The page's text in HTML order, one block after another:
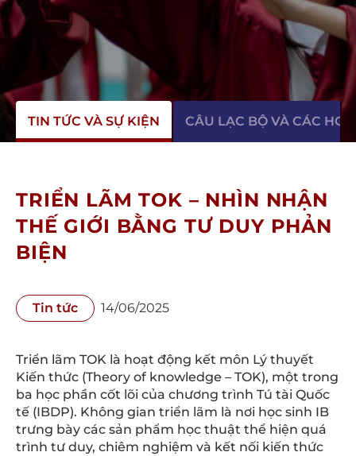
TIN TỨC VÀ SỰ KIỆN CÂU LẠC BỘ VÀ CÁC
TRIỂN LÃM TOK – NHÌN NHẬN
THẾ GIỚI BẰNG TƯ DUY PHẢN
BIỆN
Tin tức 14/06/2025
Triển lãm TOK là hoạt động kết môn Lý thuyết
Kiến thức (Theory of knowledge – TOK), một trong
ba học phần cốt lõi của chương trình Tú tài Quốc
tế (IBDP). Không gian triển lãm là nơi học sinh IB
trưng bày các sản phẩm học thuật thể hiện quá
trình tư duy, chiêm nghiệm và kết nối kiến thức